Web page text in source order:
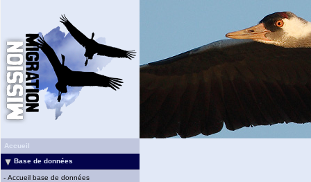
Accueil
Base de données
- Accueil base de données